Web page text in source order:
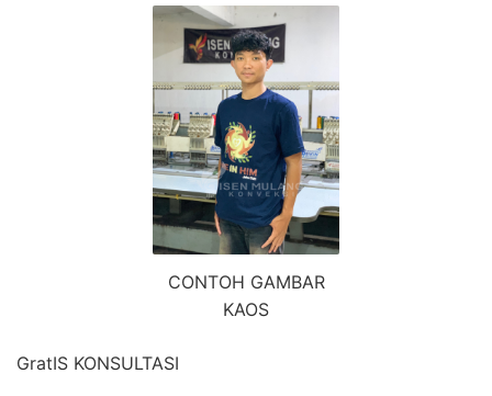
CONTOH GAMBAR
KAOS
GratIS KONSULTASI